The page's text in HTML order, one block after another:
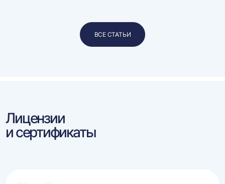
ВСЕ СТАТЬИ
Лицензии
и сертификаты